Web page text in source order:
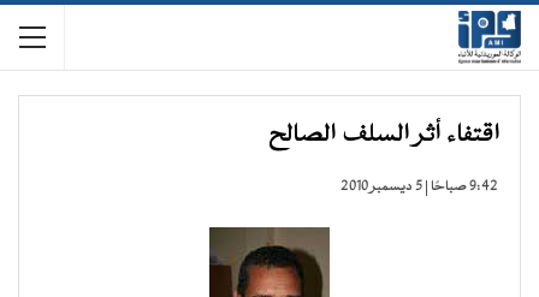
اقتفاء أثر السلف الصالح
9:42 صباحًا | 5 ديسمبر 2010